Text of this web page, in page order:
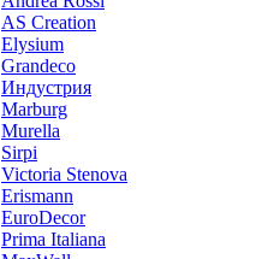
AS Creation
Elysium
Grandeco
Индустрия
Marburg
Murella
Sirpi
Victoria Stenova
Erismann
EuroDecor
Prima Italiana